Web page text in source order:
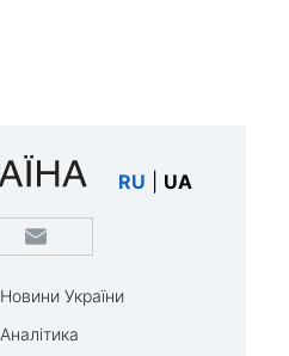
RU UA
Новини України
Аналітика